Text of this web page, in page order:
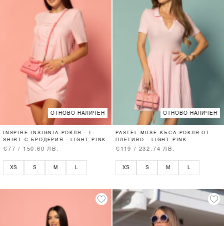
ОТНОВО НАЛИЧЕН
INSPIRE INSIGNIA РОКЛЯ - T-
SHIRT С БРОДЕРИЯ - LIGHT PINK
€77 / 150.60 ЛВ.
XS S M L
ОТНОВО НАЛИЧЕН
PASTEL MUSE КЪСА РОКЛЯ ОТ
ПЛЕТИВО - LIGHT PINK
€119 / 232.74 ЛВ.
XS S M L